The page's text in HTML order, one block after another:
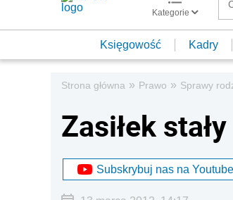
Kategorie
Księgowość Kadry
Strona główna » Prawo » Sprawy
Zasiłek stały
Subskrybuj nas na Youtube